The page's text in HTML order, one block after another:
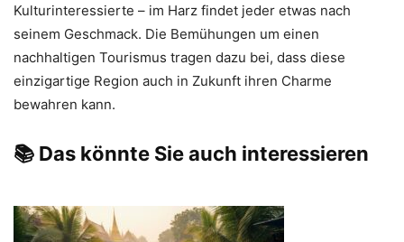
Kulturinteressierte – im Harz findet jeder etwas nach
seinem Geschmack. Die Bemühungen um einen
nachhaltigen Tourismus tragen dazu bei, dass diese
einzigartige Region auch in Zukunft ihren Charme
bewahren kann.
📚 Das könnte Sie auch interessieren